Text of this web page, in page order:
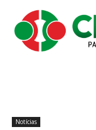
Notícias